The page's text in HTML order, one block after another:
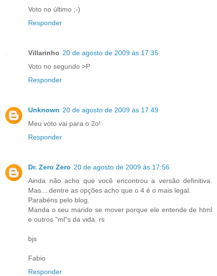
Voto no último ;-)
Responder
Villarinho 20 de agosto de 2009 às 17:35
Voto no segundo >P
Responder
Unknown 20 de agosto de 2009 às 17:49
Meu voto vai para o 2o!
Responder
Dr. Zero Zero 20 de agosto de 2009 às 17:56
Ainda não acho que você encontrou a versão definitiva.
Mas....dentre as opções acho que o 4 é o mais legal.
Parabéns pelo blog.
Manda o seu marido se mover porque ele entende de html
e outros "ml"s da vida. rs
bjs
Fabio
Responder